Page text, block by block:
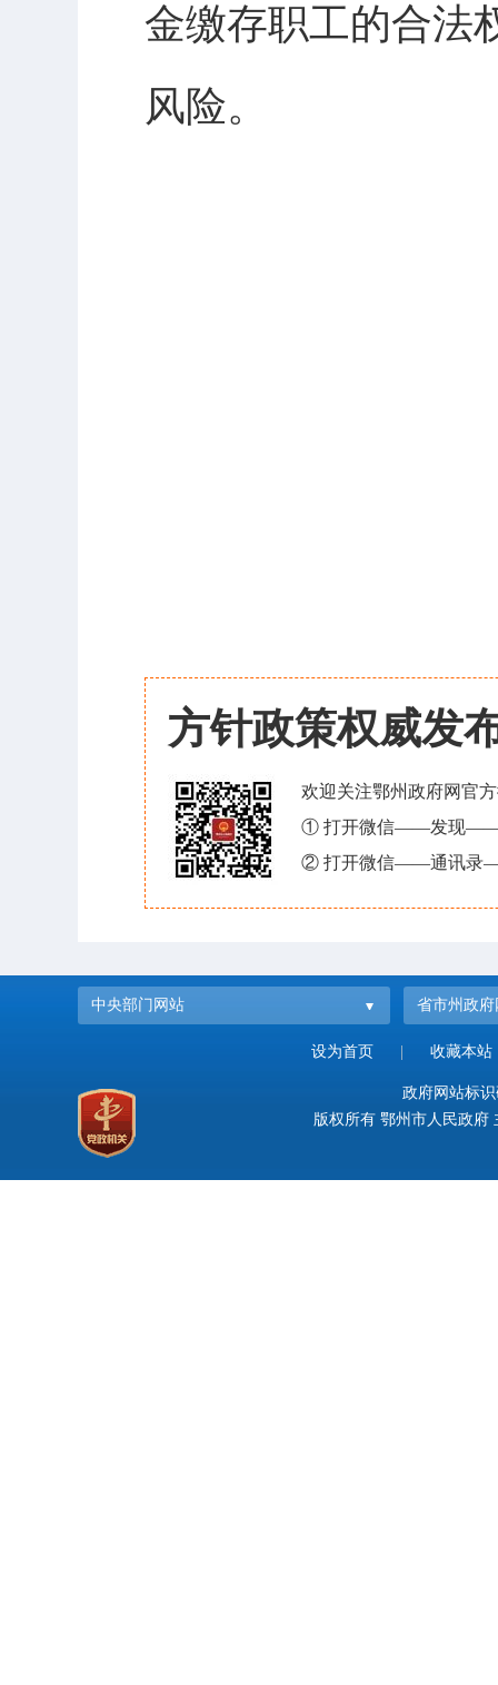
金缴存职工的合法
风险。
方针政策权威发
欢迎关注鄂州政府网官
① 打开微信——发现——
② 打开微信——通讯录
中央部门网站 省市州政府
设为首页 收藏本站
政府网站标
版权所有 鄂州市人民政府